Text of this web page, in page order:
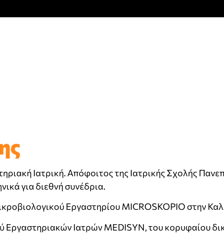
Ιατρική. Απόφοιτος της Ιατρικής Σχολής
για διεθνή συνέδρια.
Εργαστηρίου MICROSKOPIO στην
Ιατρών MEDISYN, του κορυφαίου